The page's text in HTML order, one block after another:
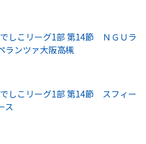
しこリーグ1部 第14節 ＮＧＵラ
ランツァ大阪高槻
しこリーグ1部 第14節 スフィー
ス